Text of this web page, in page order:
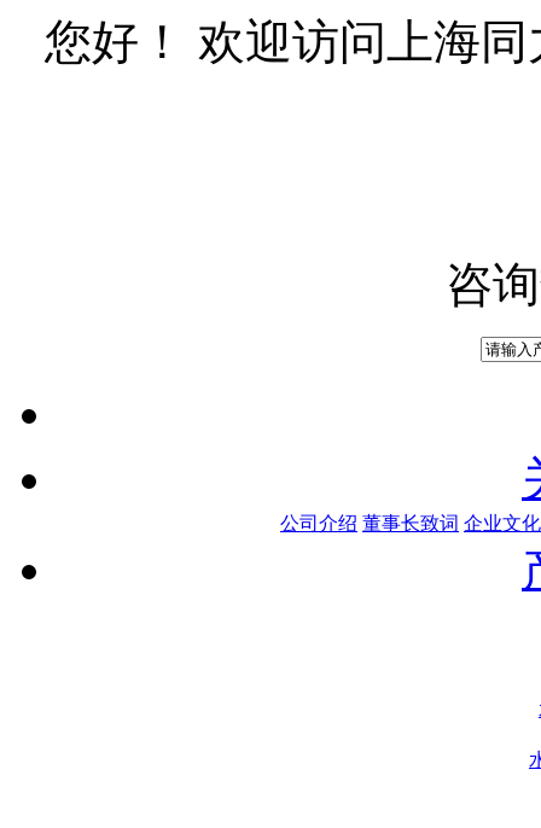
您好！ 欢迎访问上海
咨
公司介绍 董事长致词 企业文化